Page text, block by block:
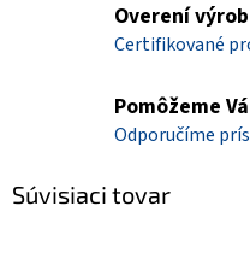
Overení
Certifikované
Pomôžeme
Odporučíme
Súvisiaci tovar